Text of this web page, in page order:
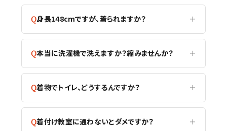
身長148cmですが、着られますか？
本当に洗濯機で洗えますか？縮みませんか？
着物でトイレ、どうするんですか？
着付け教室に通わないとダメですか？